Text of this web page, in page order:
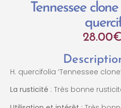
Tennessee
28.00€
H. quercifolia ‘Tennessee
La rusticité : Très bonne